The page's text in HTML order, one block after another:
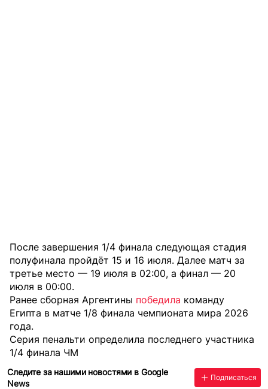
После завершения 1/4 финала следующая стадия
полуфинала пройдёт 15 и 16 июля. Далее матч за
третье место — 19 июля в 02:00, а финал — 20
июля в 00:00.
Ранее сборная Аргентины победила команду
Египта в матче 1/8 финала чемпионата мира 2026
года.
Серия пенальти определила последнего участника
1/4 финала ЧМ
Следите за нашими новостями в Google
News
Подписаться